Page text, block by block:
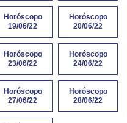
Horóscopo
19/06/22
Horóscopo
20/06/22
Horóscopo
23/06/22
Horóscopo
24/06/22
Horóscopo
27/06/22
Horóscopo
28/06/22